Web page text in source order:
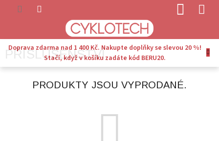
Doprava zdarma nad 1 400 Kč. Nakupte doplňky se slevou 20 %!
Stačí, když v košíku zadáte kód BERU20.
PŘÍSLUŠENSTVÍ
PRODUKTY JSOU VYPRODANÉ.